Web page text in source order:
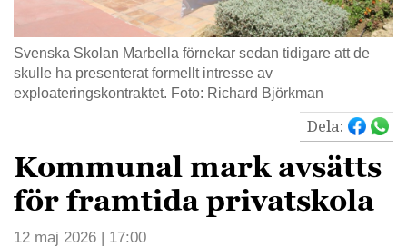
Svenska Skolan Marbella förnekar sedan tidigare att de
skulle ha presenterat formellt intresse av
exploateringskontraktet. Foto: Richard Björkman
Dela:
Kommunal mark avsätts
för framtida privatskola
12 maj 2026 | 17:00